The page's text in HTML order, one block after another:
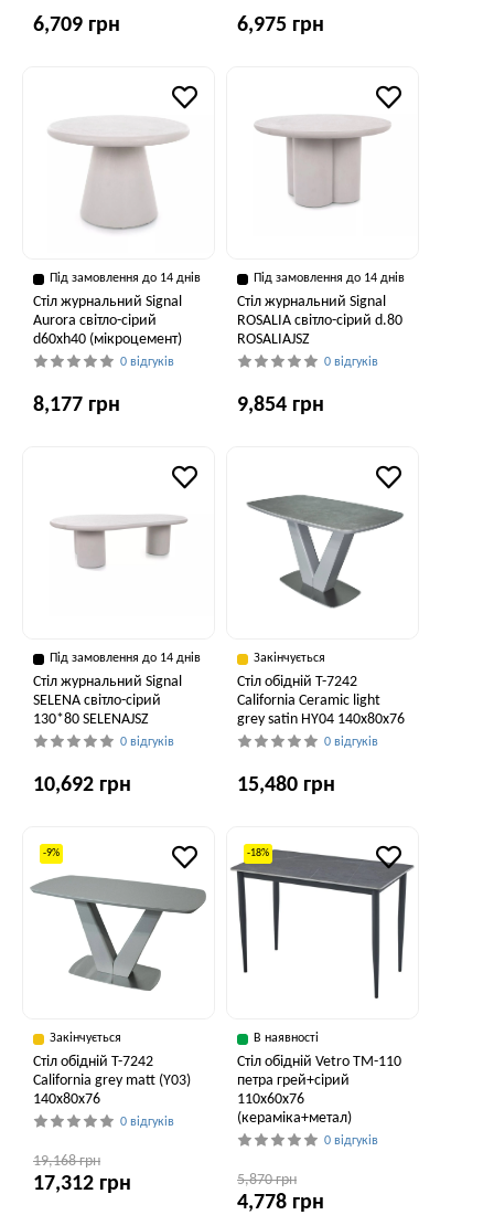
6,709 грн 6,975 грн
Під замовлення до 14 днів
Стіл журнальний Signal
Aurora світло-сірий
d60хh40 (мікроцемент)
0 відгуків
8,177 грн
Під замовлення до 14 днів
Стіл журнальний Signal
ROSALIA світло-сірий d.80
ROSALIAJSZ
0 відгуків
9,854 грн
Під замовлення до 14 днів
Стіл журнальний Signal
SELENA світло-сірий
130*80 SELENAJSZ
0 відгуків
10,692 грн
Закінчується
Стіл обідній T-7242
California Ceramic light
grey satin HY04 140x80x76
0 відгуків
15,480 грн
-9%
Закінчується
Стіл обідній T-7242
California grey matt (Y03)
140x80x76
0 відгуків
19,168 грн
17,312 грн
-18%
В наявності
Стіл обідній Vetro TM-110
петра грей+сірий
110x60x76
(кераміка+метал)
0 відгуків
5,870 грн
4,778 грн